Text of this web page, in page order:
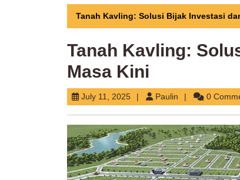
Tanah Kavling: Solusi Bijak Investasi
Tanah Kavling:
Masa Kini
July 11, 2025July
11,
Paulin Paulin 0